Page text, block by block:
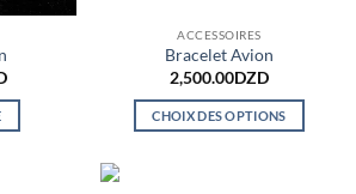
ACCESSOIRES
Bracelet Avion
2,500.00DZD
CHOIX DES OPTIONS